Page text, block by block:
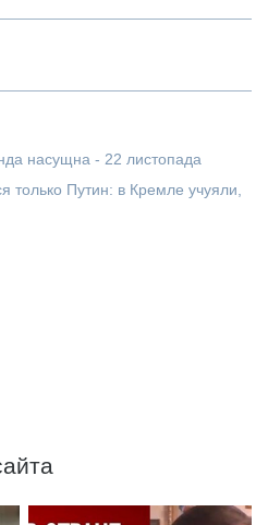
насущна - 22 листопада
Путин: в Кремле учуяли,